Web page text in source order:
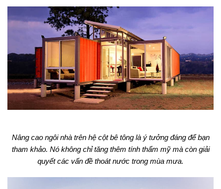
Nâng cao ngôi nhà trên hệ cột bê tông là ý tưởng đáng để bạn
tham khảo. Nó không chỉ tăng thêm tính thẩm mỹ mà còn giải
quyết các vấn đề thoát nước trong mùa mưa.